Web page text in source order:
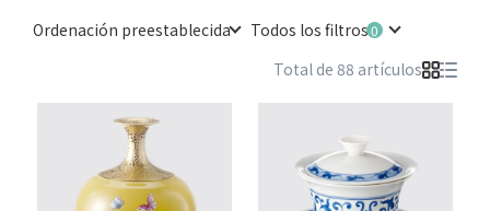
Ordenación preestablecida
Todos los filtros
Total de 88 artículos